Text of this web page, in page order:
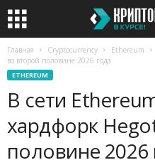
Главная Cryptocurrency Ethereum
во второй половине 2026 года
ETHEREUM
В сети
хардфорк
половине 2026